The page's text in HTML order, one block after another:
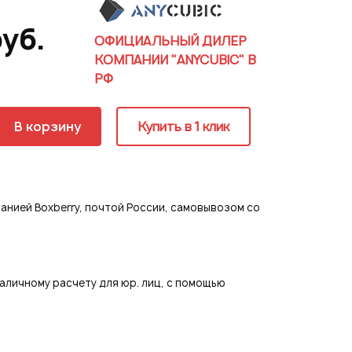
ОФИЦИАЛЬНЫЙ ДИЛЕР
КОМПАНИИ "ANYCUBIC" В
РФ
В корзину Купить в 1 клик
Boxberry, почтой России, самовывозом со
расчету для юр. лиц, с помощью